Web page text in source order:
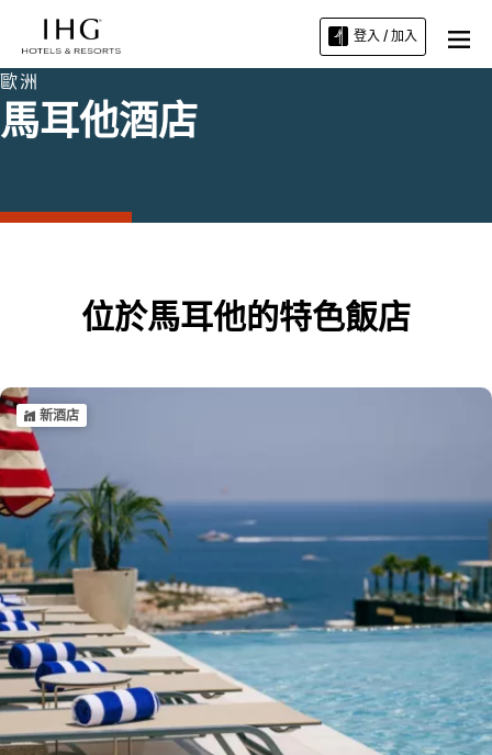
登入 / 加入
歐洲
馬耳他酒店
位於馬耳他的特色飯店
新酒店